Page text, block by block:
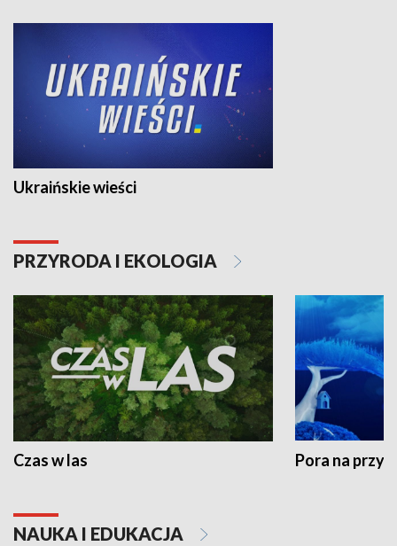
Ukraińskie wieści
PRZYRODA I EKOLOGIA
Czas w las Pora na
NAUKA I EDUKACJA